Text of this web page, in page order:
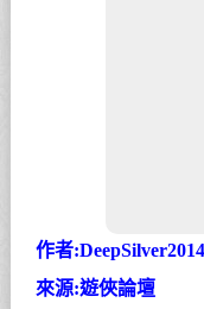
作者:DeepSilver2014
來源:遊俠論壇